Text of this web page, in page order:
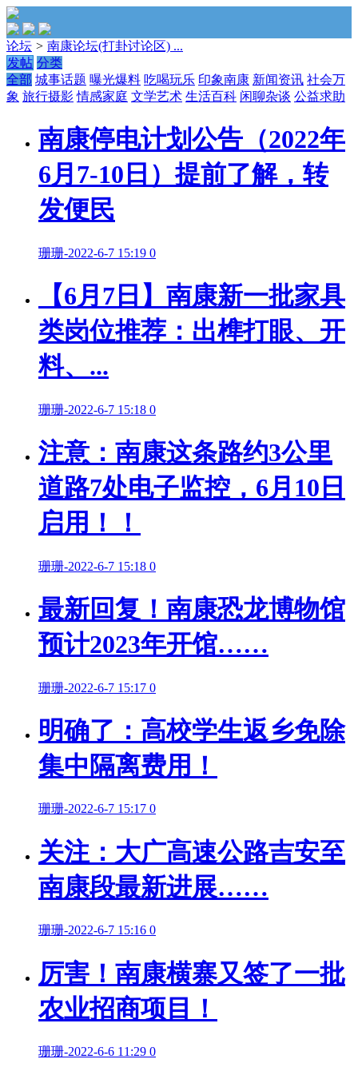
论坛 > 南康论坛(打卦讨论区) ...
发帖 分类
全部 城事话题 曝光爆料 吃喝玩乐 印象南康 新闻资讯 社会万
象 旅行摄影 情感家庭 文学艺术 生活百科 闲聊杂谈 公益求助
南康停电计划公告（2022年
6月7-10日）提前了解，转
发便民
珊珊-2022-6-7 15:19 0
【6月7日】南康新一批家具
类岗位推荐：出榫打眼、开
料、...
珊珊-2022-6-7 15:18 0
注意：南康这条路约3公里
道路7处电子监控，6月10日
启用！！
珊珊-2022-6-7 15:18 0
最新回复！南康恐龙博物馆
预计2023年开馆……
珊珊-2022-6-7 15:17 0
明确了：高校学生返乡免除
集中隔离费用！
珊珊-2022-6-7 15:17 0
关注：大广高速公路吉安至
南康段最新进展……
珊珊-2022-6-7 15:16 0
厉害！南康横寨又签了一批
农业招商项目！
珊珊-2022-6-6 11:29 0